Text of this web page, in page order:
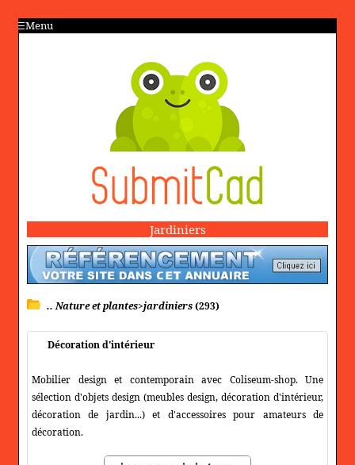
Menu
Jardiniers
.. Nature et plantes>jardiniers(293)
Décoration d'intérieur
Mobilier design et contemporain avec Coliseum-shop. Une
sélection d'objets design (meubles design, décoration d'intérieur,
décoration de jardin...) et d'accessoires pour amateurs de
décoration.